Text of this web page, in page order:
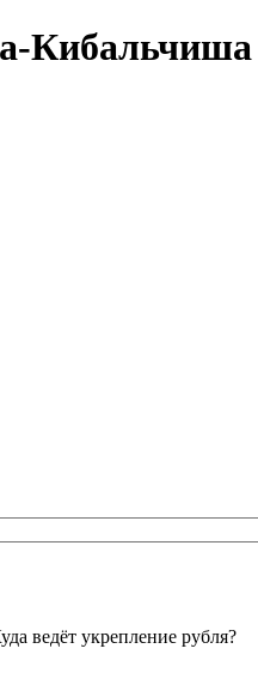
Кибальчиша
ведёт укрепление рубля?